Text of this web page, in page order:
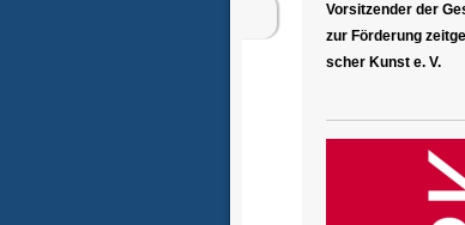
Vorsitzender der
zur Förderung
scher Kunst e. V.